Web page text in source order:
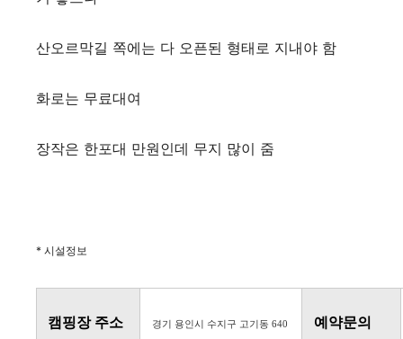
산오르막길 쪽에는 다 오픈된 형태로 지내야 함
화로는 무료대여
장작은 한포대 만원인데 무지 많이 줌
* 시설정보
캠핑장 주소 경기 용인시 수지구 고기동 640 예약문의